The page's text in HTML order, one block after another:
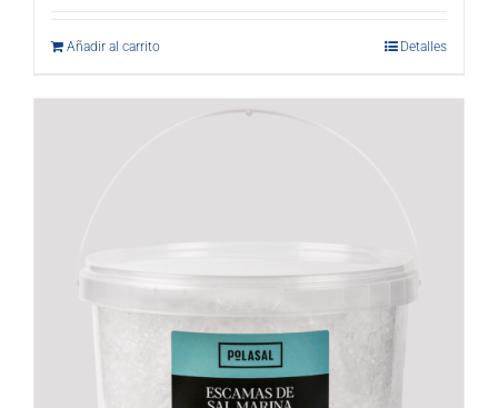
Añadir al carrito Detalles